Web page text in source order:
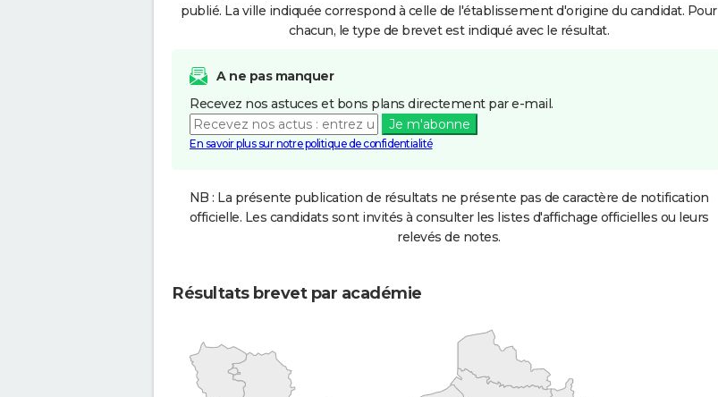
publié. La ville indiquée correspond à celle de l'établissement d'origine du candidat. Pour
chacun, le type de brevet est indiqué avec le résultat.
A ne pas manquer
Recevez nos astuces et bons plans directement par e-mail.
Je m'abonne
En savoir plus sur notre politique de confidentialité
NB : La présente publication de résultats ne présente pas de caractère de notification
officielle. Les candidats sont invités à consulter les listes d'affichage officielles ou leurs
relevés de notes.
Résultats brevet par académie